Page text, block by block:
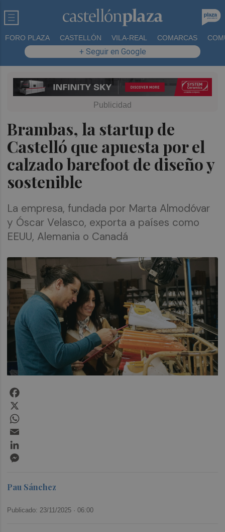
FORO PLAZA CASTELLÓN VILA-REAL COMARCAS
+ Seguir en Google
Brambas, la startup de
Castelló que apuesta por el
calzado barefoot de diseño y
sostenible
La empresa, fundada por Marta Almodóvar
y Óscar Velasco, exporta a países como
EEUU, Alemania o Canadá
Pau Sánchez
Publicado: 23/11/2025 ·06:00